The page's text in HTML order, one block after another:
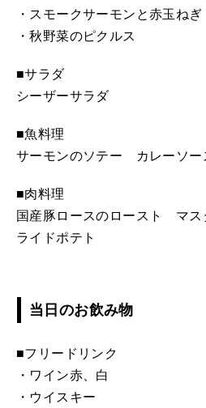
・スモークサーモンと赤玉ねぎ
・秋野菜のピクルス
■サラダ
シーザーサラダ
■魚料理
サーモンのソテー カレーソー
■肉料理
国産豚ロースのロースト マ
ライドポテト
当日のお飲み物
■フリードリンク
・ワイン赤、白
・ウイスキー